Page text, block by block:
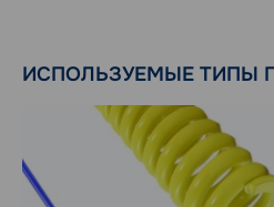
ИСПОЛЬЗУЕМЫЕ ТИПЫ